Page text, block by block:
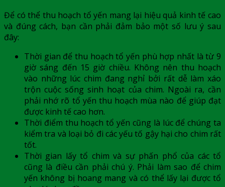
Để có thể thu hoạch tổ yến mang lại hiệu quả kinh tế cao
và đúng cách, bạn cần phải đảm bảo một số lưu ý sau
đây:
Thời gian để thu hoạch tổ yến phù hợp nhất là từ 9
giờ sáng đến 15 giờ chiều. Không nên thu hoạch
vào những lúc chim đang nghỉ bởi rất dễ làm xáo
trộn cuộc sống sinh hoạt của chim. Ngoài ra, cần
phải nhớ rõ tổ yến thu hoạch mùa nào để giúp đạt
được kinh tế cao hơn.
Thời điểm thu hoạch tổ yến cũng là lúc để chúng ta
kiểm tra và loại bỏ đi các yếu tố gậy hại cho chim rất
tốt.
Thời gian lấy tổ chim và sự phấn phổ của các tổ
cũng là điều cần phải chú ý. Phải làm sao để chim
yến không bị hoang mang và có thể lấy lại được tổ